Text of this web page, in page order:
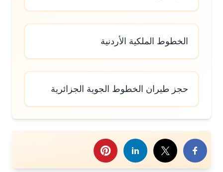
الخطوط الملكية الأردنية
حجز طيران الخطوط الجوية الجزائرية
هذا الموضوع